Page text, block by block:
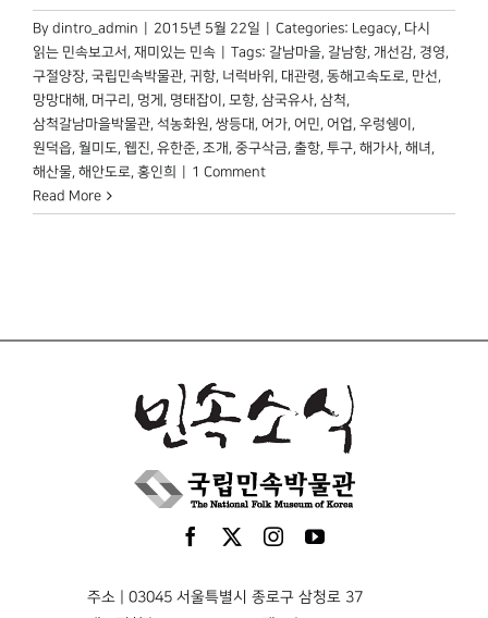
By dintro_admin 2015년 5월 22일 Categories: Legacy, 다시
읽는 민속보고서 , 재미있는 민속 Tags: 갈남마을, 갈남항, 개선감, 경영,
구절양장, 국립민속박물관, 귀항, 너럭바위 , 대관령, 동해고속도로, 만선,
망망대해 , 머구리 , 멍게 , 명태잡이 , 모항, 삼국유사, 삼척,
삼척갈남마을박물관, 석농화원, 쌍등대 , 어가, 어민, 어업, 우렁쉥이 ,
원덕읍, 월미도, 웹진, 유한준, 조개 , 중구삭금, 출항, 투구, 해가사, 해녀 ,
해산물, 해안도로, 홍인희
1 Comment
Read More
주소 | 03045 서울특별시 종로구 삼청로 37